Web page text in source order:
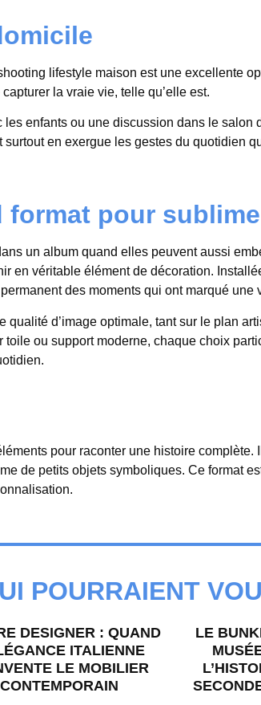
lifestyle maison est une excellente
la vraie vie, telle qu’elle est.
enfants ou une discussion dans le salon
en exergue les gestes du quotidien
pour
un album quand elles peuvent aussi
en véritable élément de décoration.
des moments qui ont marqué une
qualité d’image optimale, tant sur le plan
ou support moderne, chaque choix
pour raconter une histoire complète.
de petits objets symboliques. Ce format
POURRAIENT
DESIGNER : QUAND
ITALIENNE
LE MOBILIER
CONTEMPORAIN
LE